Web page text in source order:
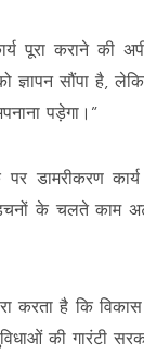
पूरा कराने की
ज्ञापन सौंपा है,
पड़ेगा।”
डामरीकरण
के चलते काम
करता है कि
की गारंटी